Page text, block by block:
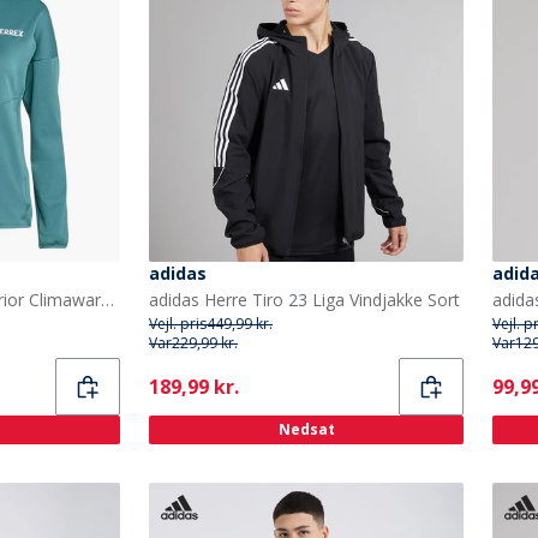
adidas Dame Terrex Xperior Climawarm Let Fleece Jakke Preloved Teal
adidas
adidas Herre Tiro 23 Liga Vindjakke Sort
Vejl. pris449,99 kr.
Var229,99 kr.
Current
189,99 kr.
Nedsat
Vejl.
Var